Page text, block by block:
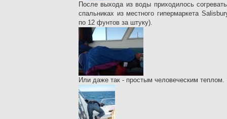
После выхода из воды приходилось
спальниках из местного гипермаркета
по 12 фунтов за штуку).
Или даже так - простым человеческим теплом.